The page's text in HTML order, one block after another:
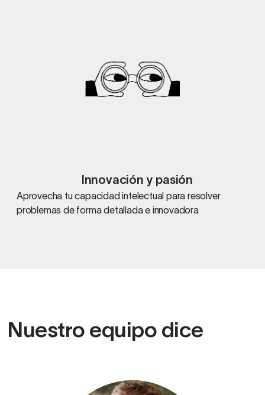
Innovación y pasión
Aprovecha tu capacidad intelectual para resolver
problemas de forma detallada e innovadora
Nuestro equipo dice